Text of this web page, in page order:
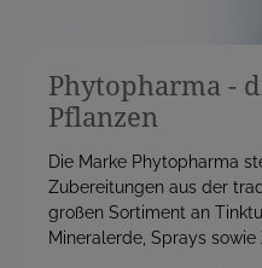
Phytopharma -
Pflanzen
Die Marke Phytopharma
Zubereitungen aus der
großen Sortiment an
Mineralerde, Sprays sowie